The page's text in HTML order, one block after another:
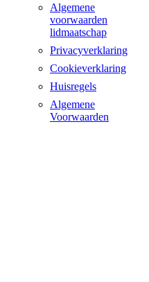
Algemene
voorwaarden
lidmaatschap
Privacyverklaring
Cookieverklaring
Huisregels
Algemene
Voorwaarden